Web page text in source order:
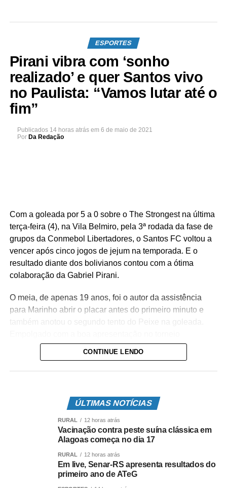
ESPORTES
Pirani vibra com ‘sonho
realizado’ e quer Santos vivo
no Paulista: “Vamos lutar até o
fim”
Publicados 14 horas atrás em 6 de maio de 2021
Por Da Redação
Com a goleada por 5 a 0 sobre o The Strongest na última
terça-feira (4), na Vila Belmiro, pela 3ª rodada da fase de
grupos da Conmebol Libertadores, o Santos FC voltou a
vencer após cinco jogos de jejum na temporada. E o
resultado diante dos bolivianos contou com a ótima
colaboração da Gabriel Pirani.
O meia, de apenas 19 anos, foi o autor da assistência
para Marinho abrir o placar antes do primeiro minuto e
continental, o camisa 20 vibrou com o sonho realizado.
essa camisa numa Libertadores é um sonho realizado.
Tudo isso é fruto de muito trabalho. Agora é trabalhar
mais ainda para que novos sonhos se realizem”, afirmou
Com a esperança reavivada na Conmebol Libertadores, o
Santos FC agora muda seu foco no Campeonato
CONTINUE LENDO
ÚLTIMAS NOTÍCIAS
RURAL 12 horas atrás
Vacinação contra peste suína clássica em
Alagoas começa no dia 17
RURAL 12 horas atrás
Em live, Senar-RS apresenta resultados do
primeiro ano de ATeG